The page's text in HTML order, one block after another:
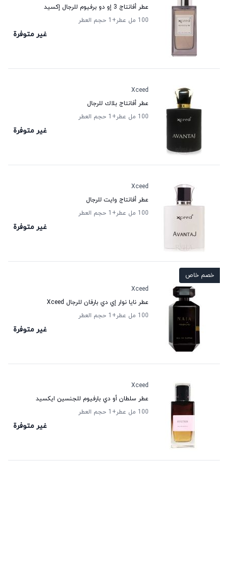
عطر أفانتاج 3 إو دو برفيوم للرجال إكسيد
100 مل عطر
+1 حجم العطر
غير متوفرة
Xceed
عطر أفانتاج بلاك للرجال
100 مل عطر
+1 حجم العطر
غير متوفرة
Xceed
عطر أفانتاج وايت للرجال
100 مل عطر
+1 حجم العطر
غير متوفرة
خصم خاص
Xceed
عطر نايا نوار إي دي بارفان للرجال Xceed
100 مل عطر
+1 حجم العطر
غير متوفرة
Xceed
عطر سلطان أو دي بارفيوم للجنسين ایکسید
100 مل عطر
+1 حجم العطر
غير متوفرة